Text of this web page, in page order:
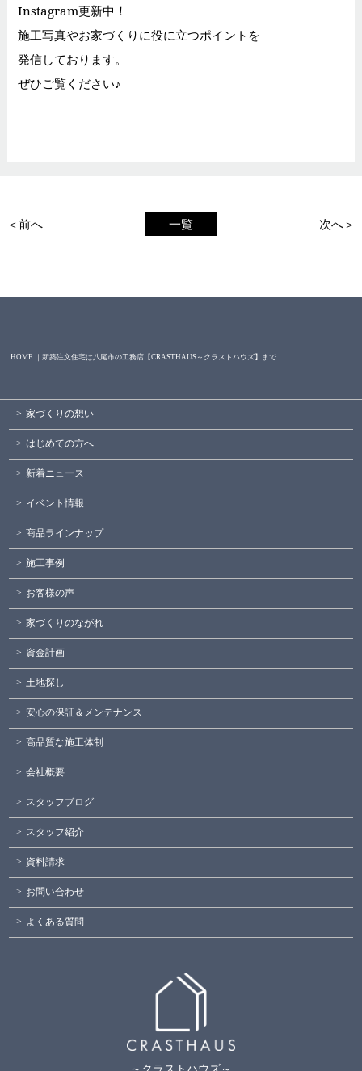
Instagram更新中！
施工写真やお家づくりに役に立つポイントを
発信しております。
ぜひご覧ください♪
一覧
＜前へ 次へ＞
HOME ｜新築注文住宅は八尾市の工務店【CRASTHAUS～クラストハウズ】まで
家づくりの想い
はじめての方へ
新着ニュース
イベント情報
商品ラインナップ
施工事例
お客様の声
家づくりのながれ
資金計画
土地探し
安心の保証＆メンテナンス
高品質な施工体制
会社概要
スタッフブログ
スタッフ紹介
資料請求
お問い合わせ
よくある質問